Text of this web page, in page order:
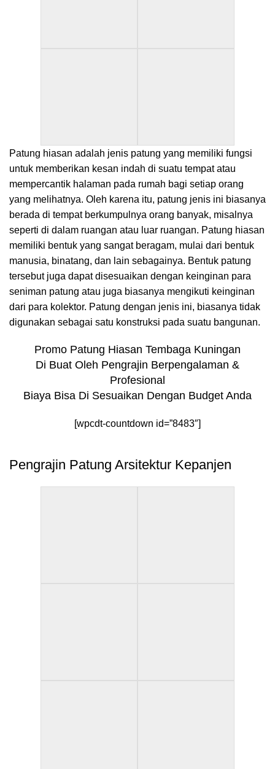
Patung hiasan adalah jenis patung yang memiliki fungsi
untuk memberikan kesan indah di suatu tempat atau
mempercantik halaman pada rumah bagi setiap orang
yang melihatnya. Oleh karena itu, patung jenis ini biasanya
berada di tempat berkumpulnya orang banyak, misalnya
seperti di dalam ruangan atau luar ruangan. Patung hiasan
memiliki bentuk yang sangat beragam, mulai dari bentuk
manusia, binatang, dan lain sebagainya. Bentuk patung
tersebut juga dapat disesuaikan dengan keinginan para
seniman patung atau juga biasanya mengikuti keinginan
dari para kolektor. Patung dengan jenis ini, biasanya tidak
digunakan sebagai satu konstruksi pada suatu bangunan.
Promo Patung Hiasan Tembaga Kuningan
Di Buat Oleh Pengrajin Berpengalaman &
Profesional
Biaya Bisa Di Sesuaikan Dengan Budget Anda
[wpcdt-countdown id=”8483″]
Pengrajin Patung Arsitektur Kepanjen